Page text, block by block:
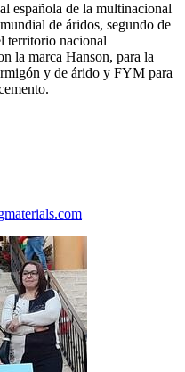
española de la multinacional
de áridos, segundo de
territorio nacional
la marca Hanson, para la
y de árido y FYM para